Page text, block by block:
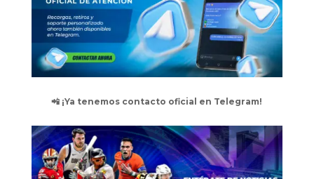
📲 ¡Ya tenemos contacto oficial en Telegram!